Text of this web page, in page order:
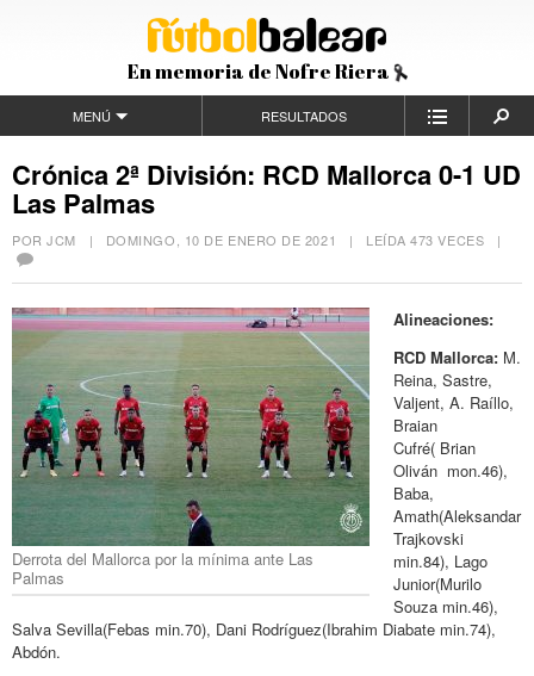
En memoria de Nofre Riera
MENÚ RESULTADOS
Crónica 2ª División: RCD Mallorca 0-1 UD
Las Palmas
POR JCM | DOMINGO, 10 DE ENERO DE 2021 | LEÍDA 473 VECES |
Derrota del Mallorca por la mínima ante Las
Palmas
Alineaciones:
RCD Mallorca: M.
Reina, Sastre,
Valjent, A. Raíllo,
Braian
Cufré( Brian
Oliván mon.46),
Baba,
Amath(Aleksandar
Trajkovski
min.84), Lago
Junior(Murilo
Souza min.46),
Salva Sevilla(Febas min.70), Dani Rodríguez(Ibrahim Diabate min.74),
Abdón.